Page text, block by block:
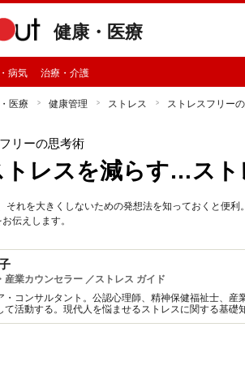
健康・医療
病気 治療・介護
医療 健康管理 ストレス ストレスフリー
リーの思考術
トレスを減らす…スト
それを大きくしないための発想法を知っておくと便利
伝えします。
産業カウンセラー ／ストレス ガイド
・コンサルタント。公認心理師、精神保健福祉士、
て活動する。現代人を悩ませるストレスに関する基
書・監修多数。